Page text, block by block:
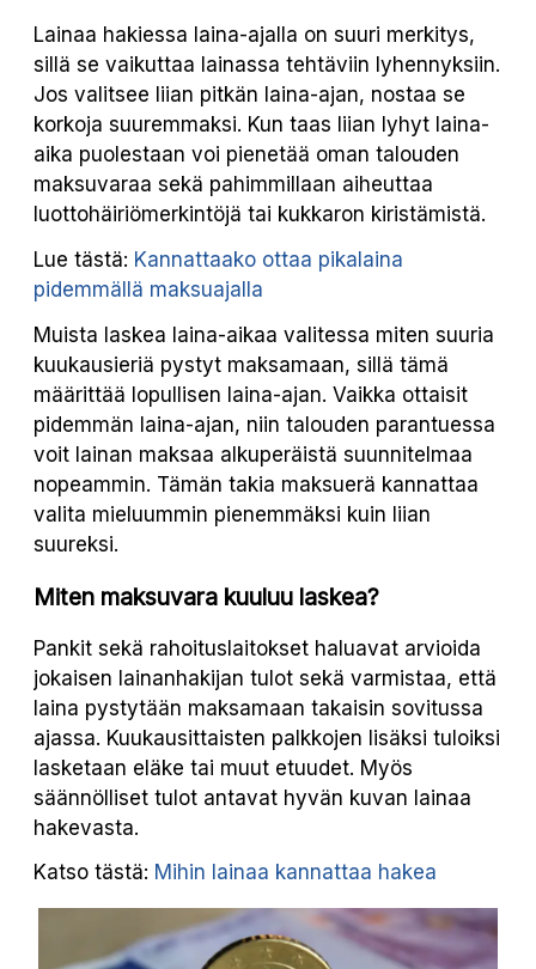
Lainaa hakiessa laina-ajalla on suuri merkitys,
sillä se vaikuttaa lainassa tehtäviin lyhennyksiin.
Jos valitsee liian pitkän laina-ajan, nostaa se
korkoja suuremmaksi. Kun taas liian lyhyt laina-
aika puolestaan voi pienetää oman talouden
maksuvaraa sekä pahimmillaan aiheuttaa
luottohäiriömerkintöjä tai kukkaron kiristämistä.
Lue tästä: Kannattaako ottaa pikalaina
pidemmällä maksuajalla
Muista laskea laina-aikaa valitessa miten suuria
kuukausieriä pystyt maksamaan, sillä tämä
määrittää lopullisen laina-ajan. Vaikka ottaisit
pidemmän laina-ajan, niin talouden parantuessa
voit lainan maksaa alkuperäistä suunnitelmaa
nopeammin. Tämän takia maksuerä kannattaa
valita mieluummin pienemmäksi kuin liian
suureksi.
Miten maksuvara kuuluu laskea?
Pankit sekä rahoituslaitokset haluavat arvioida
jokaisen lainanhakijan tulot sekä varmistaa, että
laina pystytään maksamaan takaisin sovitussa
ajassa. Kuukausittaisten palkkojen lisäksi tuloiksi
lasketaan eläke tai muut etuudet. Myös
säännölliset tulot antavat hyvän kuvan lainaa
hakevasta.
Katso tästä: Mihin lainaa kannattaa hakea